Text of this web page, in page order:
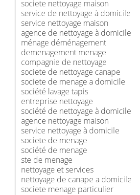
societe nettoyage maison
service de nettoyage à domicile
service nettoyage maison
agence de nettoyage à domicile
ménage déménagement
demenagement menage
compagnie de nettoyage
societe de nettoyage canape
societe de menage a domicile
société lavage tapis
entreprise nettoyage
société de nettoyage à domicile
agence nettoyage maison
service nettoyage à domicile
societe de menage
société de menage
ste de menage
nettoyage et services
nettoyage de canape a domicile
societe menage particulier